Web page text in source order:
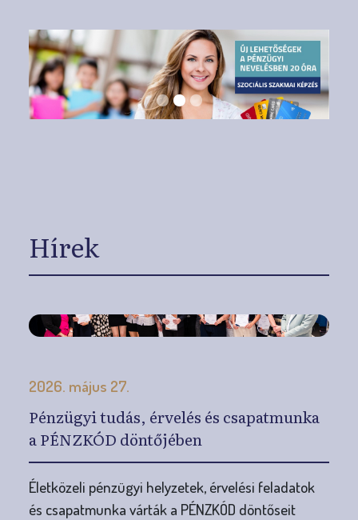
Hírek
2026. május 27.
Pénzügyi tudás, érvelés és csapatmunka
a PÉNZKÓD döntőjében
Életközeli pénzügyi helyzetek, érvelési feladatok
és csapatmunka várták a PÉNZKÓD döntőseit